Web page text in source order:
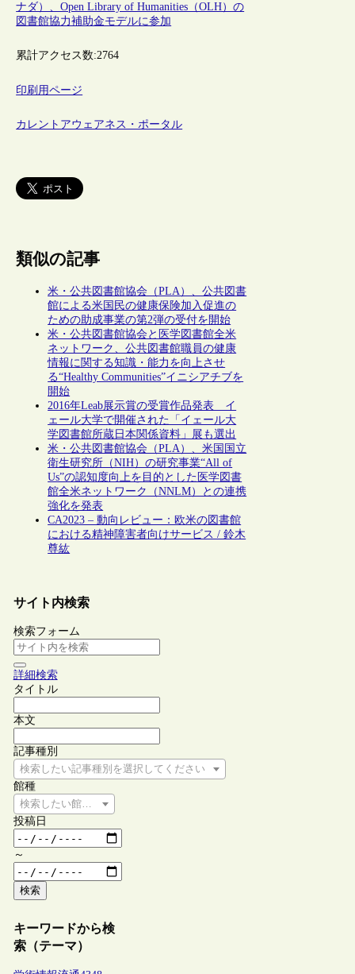
ナダ）、Open Library of Humanities（OLH）の
図書館協力補助金モデルに参加
累計アクセス数:2764
印刷用ページ
カレントアウェアネス・ポータル
類似の記事
米・公共図書館協会（PLA）、公共図書
館による米国民の健康保険加入促進の
ための助成事業の第2弾の受付を開始
米・公共図書館協会と医学図書館全米
ネットワーク、公共図書館職員の健康
情報に関する知識・能力を向上させ
る“Healthy Communities”イニシアチブを
開始
2016年Leab展示賞の受賞作品発表 イ
ェール大学で開催された「イェール大
学図書館所蔵日本関係資料」展も選出
米・公共図書館協会（PLA）、米国国立
衛生研究所（NIH）の研究事業“All of
Us”の認知度向上を目的とした医学図書
館全米ネットワーク（NNLM）との連携
強化を発表
CA2023 – 動向レビュー：欧米の図書館
における精神障害者向けサービス / 鈴木
尊紘
サイト内検索
検索フォーム
詳細検索
タイトル
本文
記事種別
検索したい記事種別を選択してください
館種
検索したい館種を選択してください
投稿日
～
検索
キーワードから検
索（テーマ）